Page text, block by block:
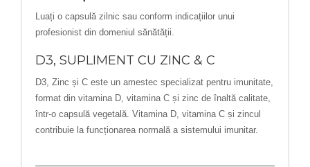
Luați o capsulă zilnic sau conform indicațiilor unui
profesionist din domeniul sănătății.
D3, SUPLIMENT CU ZINC & C
D3, Zinc și C este un amestec specializat pentru imunitate,
format din vitamina D, vitamina C și zinc de înaltă calitate,
într-o capsulă vegetală. Vitamina D, vitamina C și zincul
contribuie la funcționarea normală a sistemului imunitar.